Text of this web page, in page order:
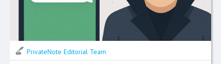
PrivateNote Editorial Team